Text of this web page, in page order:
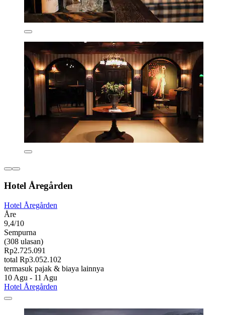
Hotel Åregården
Hotel Åregården
Åre
9,4/10
Sempurna
(308 ulasan)
Rp2.725.091
total Rp3.052.102
termasuk pajak & biaya lainnya
10 Agu - 11 Agu
Hotel Åregården